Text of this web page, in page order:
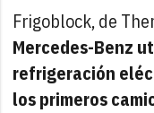
Frigoblock, de
Mercedes-Benz
refrigeración
los primeros